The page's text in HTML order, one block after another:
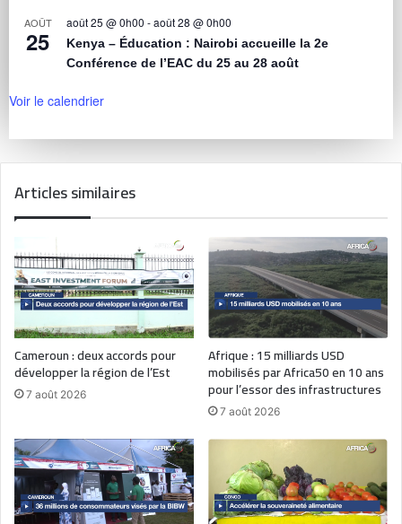
AOÛT
25
août 25 @ 0h00 -août 28 @ 0h00
Kenya – Éducation : Nairobi accueille la 2e
Conférence de l’EAC du 25 au 28 août
Voir le calendrier
Articles similaires
Cameroun : deux accords pour
développer la région de l’Est
7 août 2026
Afrique : 15 milliards USD
mobilisés par Africa50 en 10 ans
pour l’essor des infrastructures
7 août 2026